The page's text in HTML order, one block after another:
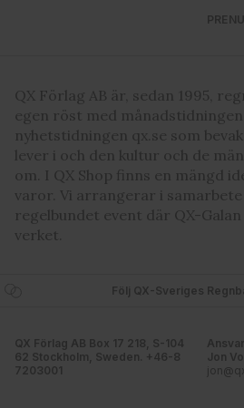
QX Förlag AB är, sedan 1995,
egen röst med månadstidningen
nyhetstidningen qx.se som
lever i och den kultur och de
om. I QX Shop finns en mängd
varor. Vi arrangerar i
regelbundet event där QX-
verket.
Följ QX-Sveriges
QX Förlag AB Box 17 218, S-104
62 Stockholm, Sweden. +46-8
7203001
Jon